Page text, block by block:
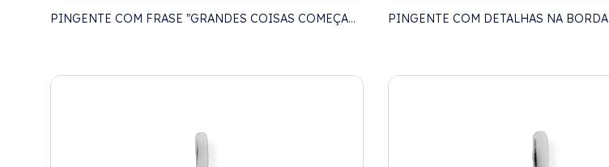
PINGENTE COM FRASE "GRANDES COISAS COMEÇAM
PINGENTE COM DETALHAS NA BORDA